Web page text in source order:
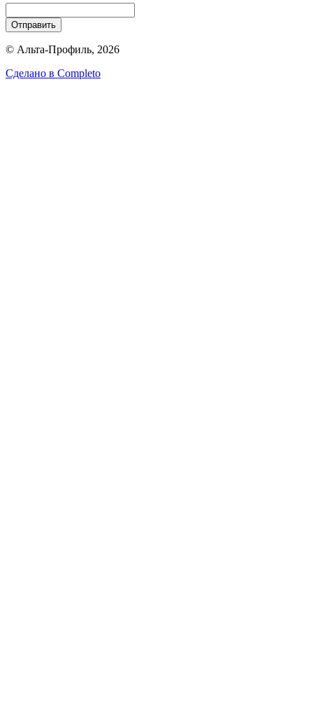
Отправить
© Альта-Профиль, 2026
Сделано в Completo